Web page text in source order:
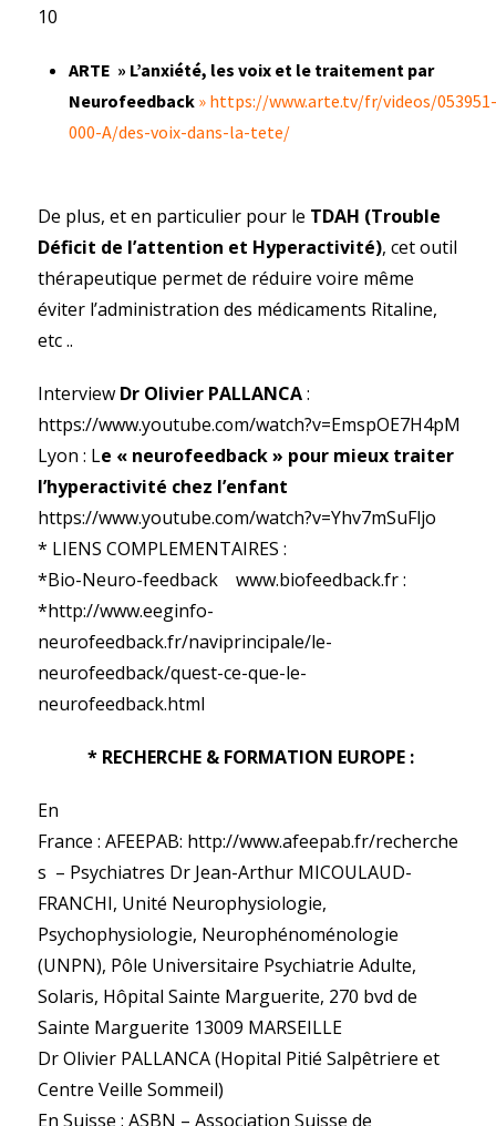
10
ARTE » L’anxiété, les voix et le traitement par
Neurofeedback » https://www.arte.tv/fr/videos/
000-A/des-voix-dans-la-tete/
De plus, et en particulier pour le TDAH (Trouble
Déficit de l’attention et Hyperactivité), cet outil
thérapeutique permet de réduire voire même
éviter l’administration des médicaments Ritaline,
etc ..
Interview Dr Olivier PALLANCA:
https://www.youtube.com/watch?v=EmspOE7H4pM
Lyon : Le « neurofeedback » pour mieux traiter
l’hyperactivité chez l’enfant
https://www.youtube.com/watch?v=Yhv7mSuFljo
* LIENS COMPLEMENTAIRES :
*Bio-Neuro-feedback www.biofeedback.fr :
*http://www.eeginfo-
neurofeedback.fr/naviprincipale/le-
neurofeedback/quest-ce-que-le-
neurofeedback.html
* RECHERCHE & FORMATION EUROPE :
En
France : AFEEPAB: http://www.afeepab.fr/recherche
s – Psychiatres Dr Jean-Arthur MICOULAUD-
FRANCHI, Unité Neurophysiologie,
Psychophysiologie, Neurophénoménologie
(UNPN), Pôle Universitaire Psychiatrie Adulte,
Solaris, Hôpital Sainte Marguerite, 270 bvd de
Sainte Marguerite 13009 MARSEILLE
Dr Olivier PALLANCA (Hopital Pitié Salpêtriere et
Centre Veille Sommeil)
En Suisse : ASBN – Association Suisse de